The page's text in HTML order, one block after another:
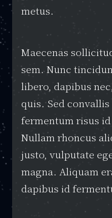
metus.
Maecenas
sem. Nunc
libero, dapibus
quis. Sed convallis
fermentum risus
Nullam rhoncus
justo, vulputate
magna. Aliquam
dapibus id